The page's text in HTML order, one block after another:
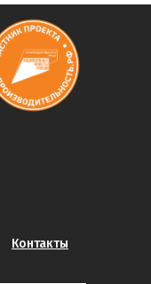
Контакты